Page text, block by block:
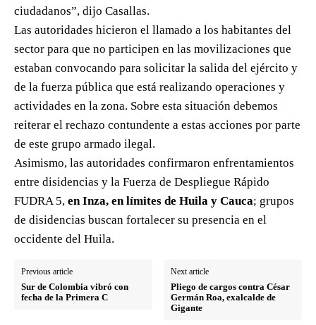
ciudadanos”, dijo Casallas.
Las autoridades hicieron el llamado a los habitantes del
sector para que no participen en las movilizaciones que
estaban convocando para solicitar la salida del ejército y
de la fuerza pública que está realizando operaciones y
actividades en la zona. Sobre esta situación debemos
reiterar el rechazo contundente a estas acciones por parte
de este grupo armado ilegal.
Asimismo, las autoridades confirmaron enfrentamientos
entre disidencias y la Fuerza de Despliegue Rápido
FUDRA 5, en Inza, en límites de Huila y Cauca; grupos
de disidencias buscan fortalecer su presencia en el
occidente del Huila.
Previous article
Sur de Colombia vibró con
fecha de la Primera C
Next article
Pliego de cargos contra César
Germán Roa, exalcalde de
Gigante